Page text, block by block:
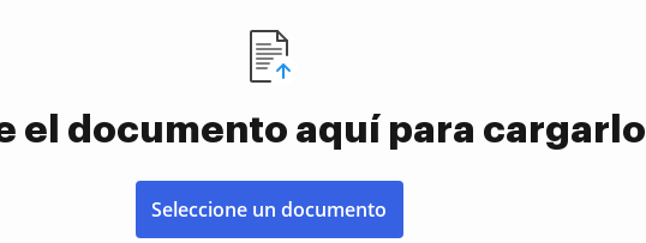
el documento aquí para cargarlo
Seleccione un documento